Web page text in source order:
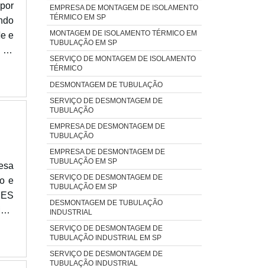
no
e
e
e
e
EMPRESA DE MONTAGEM DE ISOLAMENTO
TÉRMICO EM SP
MONTAGEM DE ISOLAMENTO TÉRMICO EM
TUBULAÇÃO EM SP
SERVIÇO DE MONTAGEM DE ISOLAMENTO
TÉRMICO
DESMONTAGEM DE TUBULAÇÃO
SERVIÇO DE DESMONTAGEM DE
TUBULAÇÃO
EMPRESA DE DESMONTAGEM DE
TUBULAÇÃO
EMPRESA DE DESMONTAGEM DE
TUBULAÇÃO EM SP
SERVIÇO DE DESMONTAGEM DE
TUBULAÇÃO EM SP
DESMONTAGEM DE TUBULAÇÃO
INDUSTRIAL
SERVIÇO DE DESMONTAGEM DE
TUBULAÇÃO INDUSTRIAL EM SP
SERVIÇO DE DESMONTAGEM DE
TUBULAÇÃO INDUSTRIAL